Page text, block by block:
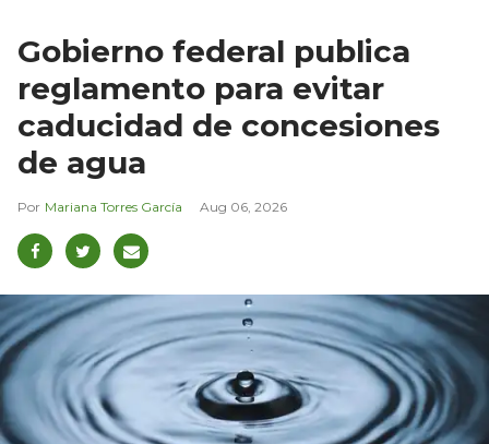
Gobierno federal publica
reglamento para evitar
caducidad de concesiones
de agua
Mariana Torres García Aug 06, 2026